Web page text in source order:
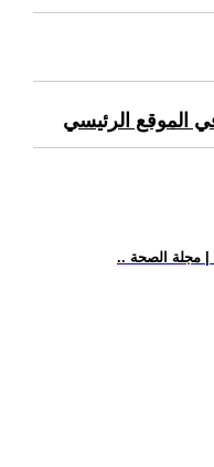
الموقع الرئيسي
| مجلة الصحة